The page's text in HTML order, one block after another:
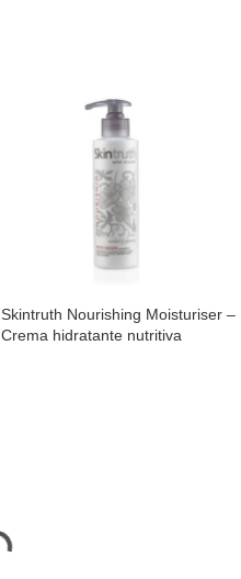
Skintruth Nourishing Moisturiser –
Crema hidratante nutritiva